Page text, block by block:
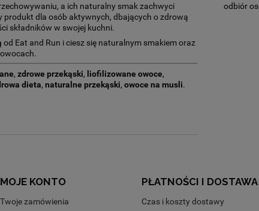
a ich naturalny smak zachwyci
produkt dla osób aktywnych, dbających o zdrową
składników w swojej kuchni.
od Eat and Run i ciesz się naturalnym smakiem oraz
, zdrowe przekąski, liofilizowane owoce,
dieta, naturalne przekąski, owoce na musli.
odbiór
MOJE KONTO
Twoje zamówienia
PŁATNOŚCI I DOSTAWA
Czas i koszty dostawy